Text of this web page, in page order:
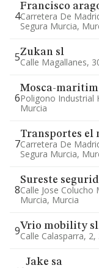
4
Francisco
Carretera De
Segura Murcia,
5Zukan sl
Calle Magallanes,
6
Mosca-
Poligono Industrial
Murcia
7
Transportes el
Carretera De
Segura Murcia,
8
Sureste
Calle Jose
Murcia, Murcia
9Vrio mobility
Calle Calasparra,
Jake sa